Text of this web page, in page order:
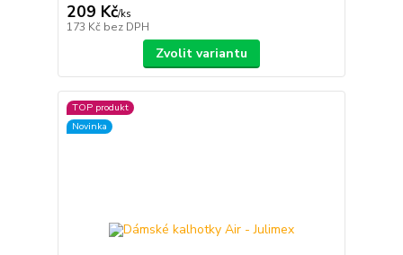
209 Kč/ks
173 Kč bez DPH
Zvolit variantu
TOP produkt
Novinka